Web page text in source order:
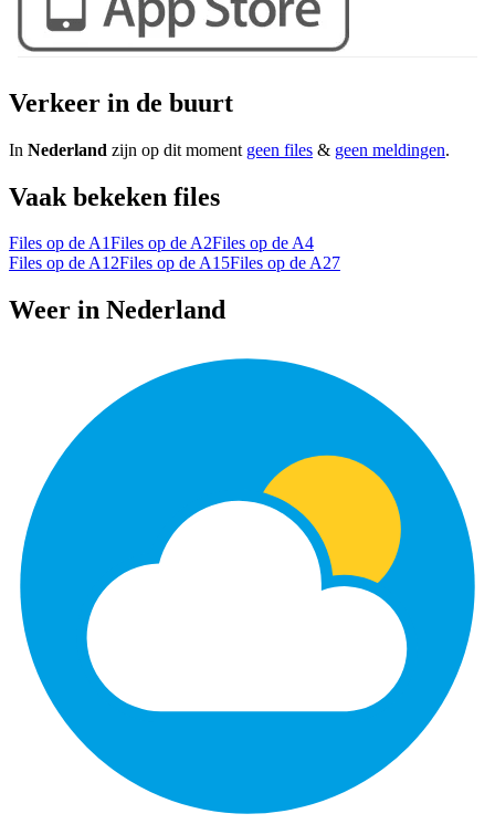
Verkeer in de buurt
In Nederland zijn op dit moment geen files & geen meldingen.
Vaak bekeken files
Files op de A1Files op de A2Files op de A4
Files op de A12Files op de A15Files op de A27
Weer in Nederland